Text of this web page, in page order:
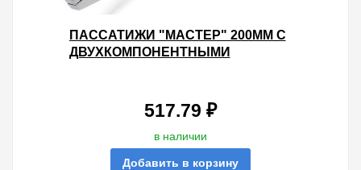
ПАССАТИЖИ "МАСТЕР" 200ММ С
ДВУХКОМПОНЕНТНЫМИ
517.79 ₽
в наличии
Добавить в корзину